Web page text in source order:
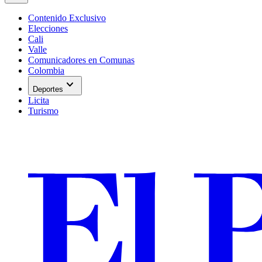
Contenido Exclusivo
Elecciones
Cali
Valle
Comunicadores en Comunas
Colombia
Deportes expand_more
Licita
Turismo